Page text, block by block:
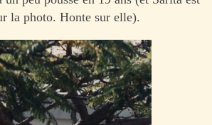
la photo. Honte sur elle).